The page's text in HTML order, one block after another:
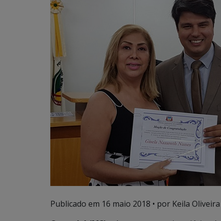
Publicado em 16 maio 2018 • por Keila Oliveira